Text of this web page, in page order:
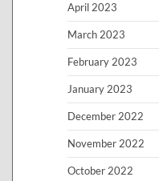
April 2023
March 2023
February 2023
January 2023
December 2022
November 2022
October 2022